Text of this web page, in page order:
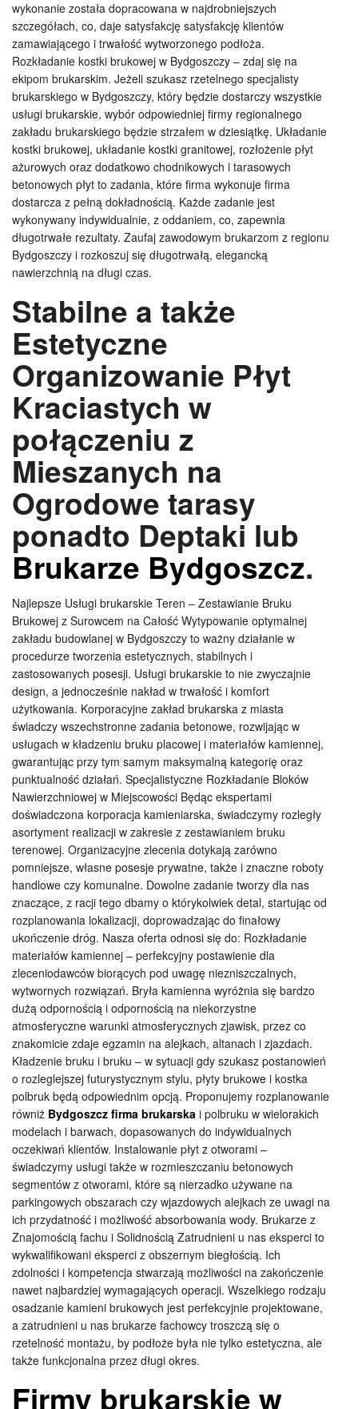
wykonanie została dopracowana w najdrobniejszych
szczegółach, co, daje satysfakcję satysfakcję klientów
zamawiającego i trwałość wytworzonego podłoża.
Rozkładanie kostki brukowej w Bydgoszczy – zdaj się na
ekipom brukarskim. Jeżeli szukasz rzetelnego specjalisty
brukarskiego w Bydgoszczy, który będzie dostarczy wszystkie
usługi brukarskie, wybór odpowiedniej firmy regionalnego
zakładu brukarskiego będzie strzałem w dziesiątkę. Układanie
kostki brukowej, układanie kostki granitowej, rozłożenie płyt
ażurowych oraz dodatkowo chodnikowych i tarasowych
betonowych płyt to zadania, które firma wykonuje firma
dostarcza z pełną dokładnością. Każde zadanie jest
wykonywany indywidualnie, z oddaniem, co, zapewnia
długotrwałe rezultaty. Zaufaj zawodowym brukarzom z regionu
Bydgoszczy i rozkoszuj się długotrwałą, elegancką
nawierzchnią na długi czas.
Stabilne a także
Estetyczne
Organizowanie Płyt
Kraciastych w
połączeniu z
Mieszanych na
Ogrodowe tarasy
ponadto Deptaki lub
Brukarze Bydgoszcz.
Najlepsze Usługi brukarskie Teren – Zestawianie Bruku
Brukowej z Surowcem na Całość Wytypowanie optymalnej
zakładu budowlanej w Bydgoszczy to ważny działanie w
procedurze tworzenia estetycznych, stabilnych i
zastosowanych posesji. Usługi brukarskie to nie zwyczajnie
design, a jednocześnie nakład w trwałość i komfort
użytkowania. Korporacyjne zakład brukarska z miasta
świadczy wszechstronne zadania betonowe, rozwijając w
usługach w kładzeniu bruku placowej i materiałów kamiennej,
gwarantując przy tym samym maksymalną kategorię oraz
punktualność działań. Specjalistyczne Rozkładanie Bloków
Nawierzchniowej w Miejscowości Będąc ekspertami
doświadczona korporacja kamieniarska, świadczymy rozległy
asortyment realizacji w zakresie z zestawianiem bruku
terenowej. Organizacyjne zlecenia dotykają zarówno
pomniejsze, własne posesje prywatne, także i znaczne roboty
handlowe czy komunalne. Dowolne zadanie tworzy dla nas
znaczące, z racji tego dbamy o którykolwiek detal, startując od
rozplanowania lokalizacji, doprowadzając do finałowy
ukończenie dróg. Nasza oferta odnosi się do: Rozkładanie
materiałów kamiennej – perfekcyjny postawienie dla
zleceniodawców biorących pod uwagę niezniszczalnych,
wytwornych rozwiązań. Bryła kamienna wyróżnia się bardzo
dużą odpornością i odpornością na niekorzystne
atmosferyczne warunki atmosferycznych zjawisk, przez co
znakomicie zdaje egzamin na alejkach, altanach i zjazdach.
Kładzenie bruku i bruku – w sytuacji gdy szukasz postanowień
o rozleglejszej futurystycznym stylu, płyty brukowe i kostka
polbruk będą odpowiednim opcją. Proponujemy rozplanowanie
równiż Bydgoszcz firma brukarska i polbruku w wielorakich
modelach i barwach, dopasowanych do indywidualnych
oczekiwań klientów. Instalowanie płyt z otworami –
świadczymy usługi także w rozmieszczaniu betonowych
segmentów z otworami, które są nierzadko używane na
parkingowych obszarach czy wjazdowych alejkach ze uwagi na
ich przydatność i możliwość absorbowania wody. Brukarze z
Znajomością fachu i Solidnością Zatrudnieni u nas eksperci to
wykwalifikowani eksperci z obszernym biegłością. Ich
zdolności i kompetencja stwarzają możliwości na zakończenie
nawet najbardziej wymagających operacji. Wszelkiego rodzaju
osadzanie kamieni brukowych jest perfekcyjnie projektowane,
a zatrudnieni u nas brukarze fachowcy troszczą się o
rzetelność montażu, by podłoże była nie tylko estetyczna, ale
także funkcjonalna przez długi okres.
Firmy brukarskie w